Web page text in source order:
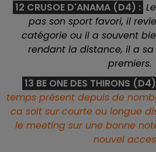
12 CRUSOE D'ANAMA (D4) :
pas son sport favori, il
catégorie ou il a souvent
rendant la distance, il a
premiers.
13 BE ONE DES THIRONS
temps présent depuis de
ca soit sur courte ou longue
le meeting sur une bonne
nouvel